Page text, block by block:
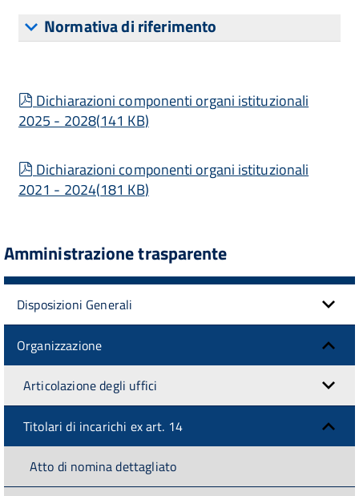
Normativa di riferimento
pdf
Dichiarazioni componenti organi istituzionali
2025 - 2028(141 KB)
pdf
Dichiarazioni componenti organi istituzionali
2021 - 2024(181 KB)
Amministrazione trasparente
Disposizioni Generali
Organizzazione
Articolazione degli uffici
Titolari di incarichi ex art. 14
Atto di nomina dettagliato